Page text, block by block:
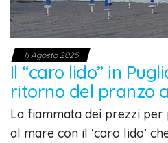
11 Agosto 2025
Il “caro lido” in
ritorno del pranzo
La fiammata dei prezzi per
al mare con il ‘caro lido’